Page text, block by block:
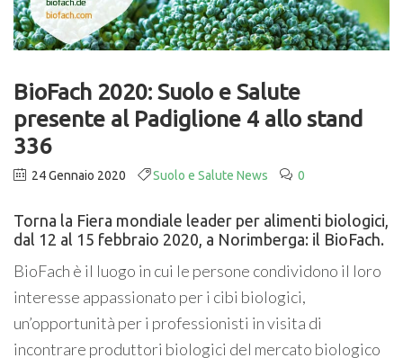
BioFach 2020: Suolo e Salute
presente al Padiglione 4 allo stand
336
24 Gennaio 2020 Suolo e Salute News 0
Torna la Fiera mondiale leader per alimenti biologici,
dal 12 al 15 febbraio 2020, a Norimberga: il BioFach.
BioFach è il luogo in cui le persone condividono il loro
interesse appassionato per i cibi biologici,
un’opportunità per i professionisti in visita di
incontrare produttori biologici del mercato biologico